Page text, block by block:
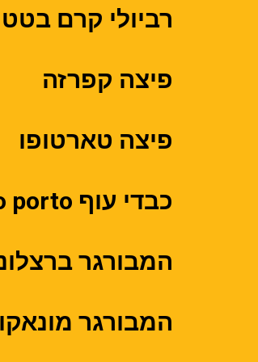
רביולי קרם
פיצה קפרזה
פיצה טארטופו
כבדי עוף vino porto
המבורגר
המבורגר